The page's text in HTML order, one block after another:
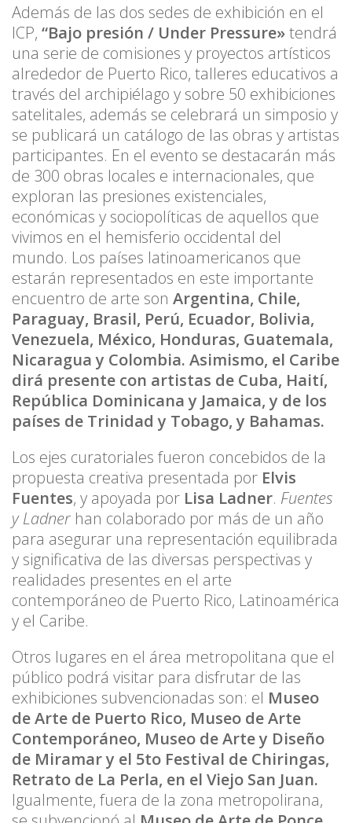
Además de las dos sedes de exhibición en el
ICP, “Bajo presión / Under Pressure»tendrá
una serie de comisiones y proyectos artísticos
alrededor de Puerto Rico, talleres educativos a
través del archipiélago y sobre 50 exhibiciones
satelitales, además se celebrará un simposio y
se publicará un catálogo de las obras y artistas
participantes. En el evento se destacarán más
de 300 obras locales e internacionales, que
exploran las presiones existenciales,
económicas y sociopolíticas de aquellos que
vivimos en el hemisferio occidental del
mundo. Los países latinoamericanos que
estarán representados en este importante
encuentro de arte son Argentina, Chile,
Paraguay, Brasil, Perú, Ecuador, Bolivia,
Venezuela, México, Honduras, Guatemala,
Nicaragua y Colombia. Asimismo, el Caribe
dirá presente con artistas de Cuba, Haití,
República Dominicana y Jamaica, y de los
países de Trinidad y Tobago, y Bahamas.
Los ejes curatoriales fueron concebidos de la
propuesta creativa presentada por Elvis
Fuentes, y apoyada por Lisa Ladner. Fuentes
y Ladner han colaborado por más de un año
para asegurar una representación equilibrada
y significativa de las diversas perspectivas y
realidades presentes en el arte
contemporáneo de Puerto Rico, Latinoamérica
y el Caribe.
Otros lugares en el área metropolitana que el
público podrá visitar para disfrutar de las
exhibiciones subvencionadas son: el Museo
de Arte de Puerto Rico, Museo de Arte
Contemporáneo, Museo de Arte y Diseño
de Miramar y el 5to Festival de Chiringas,
Retrato de La Perla, en el Viejo San Juan.
Igualmente, fuera de la zona metropolirana,